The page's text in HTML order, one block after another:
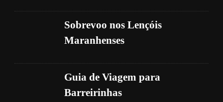
Sobrevoo nos Lençóis
Maranhenses
Guia de Viagem para
Barreirinhas